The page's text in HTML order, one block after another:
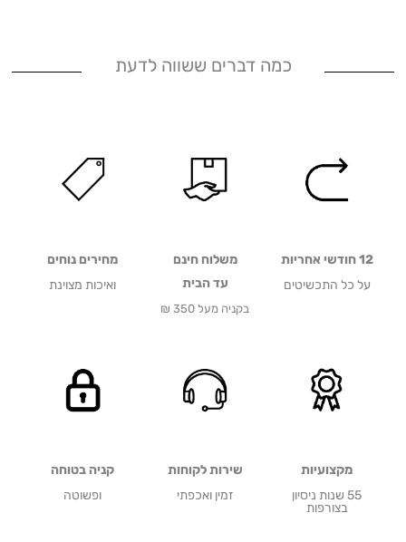
כמה דברים ששווה לדעת
12 חודשי אחריות
על כל התכשיטים
משלוח חינם
עד הבית
בקניה מעל 350 ₪
מחירים נוחים
ואיכות מצוינת
מקצועיות
55 שנות ניסיון
בצורפות
שירות לקוחות
זמין ואכפתי
קניה בטוחה
ופשוטה